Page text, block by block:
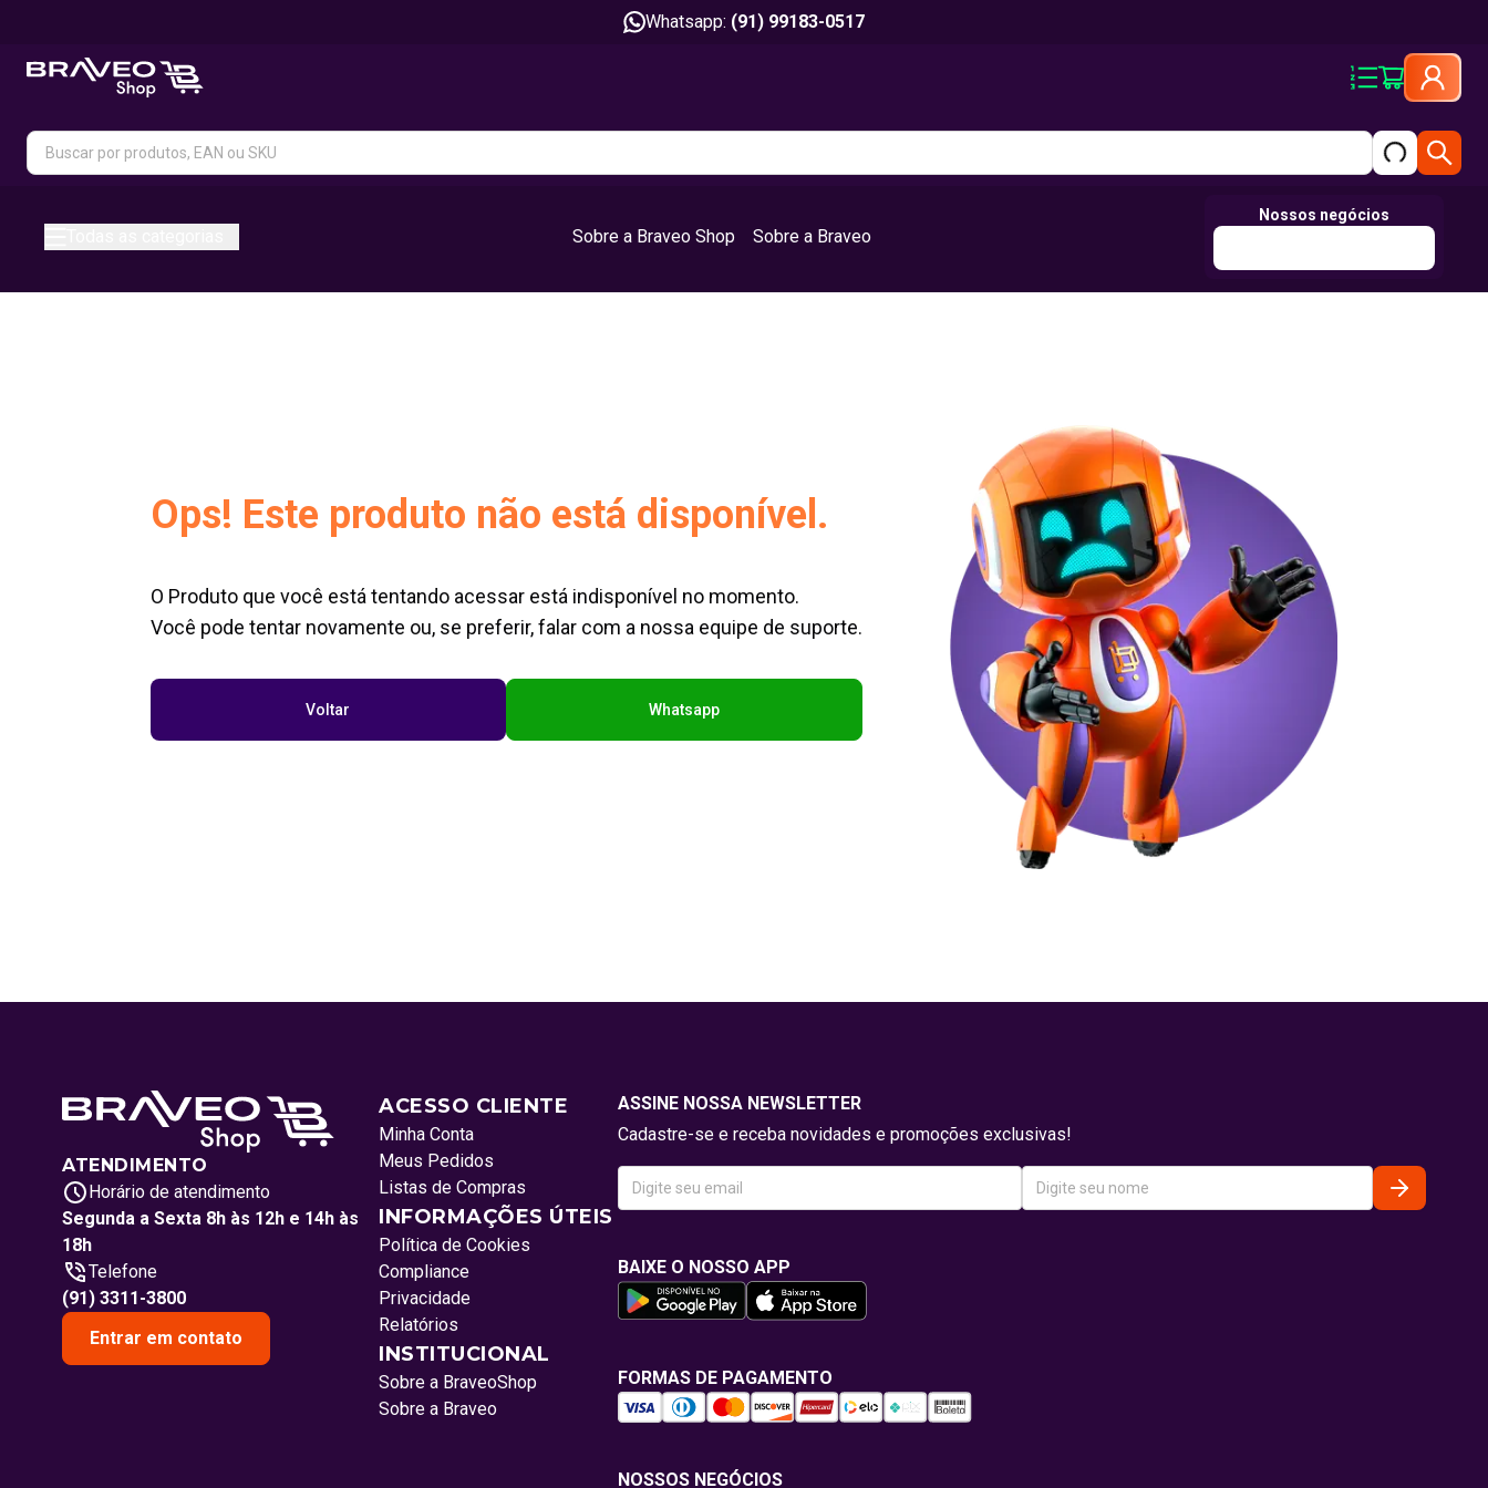
Whatsapp: (91) 99183-0517
Sobre a Braveo Shop Sobre a Braveo
Nossos negócios
Ops! Este produto não está disponível.
O Produto que você está tentando acessar está indisponível no momento.
Você pode tentar novamente ou, se preferir, falar com a nossa equipe de suporte.
Voltar Whatsapp
ATENDIMENTO
Horário de atendimento
Segunda a Sexta 8h às 12h e 14h às
18h
Telefone
(91) 3311-3800
Entrar em contato
ACESSO CLIENTE
Minha Conta
Meus Pedidos
Listas de Compras
INFORMAÇÕES ÚTEIS
Política de Cookies
Compliance
Privacidade
Relatórios
INSTITUCIONAL
Sobre a BraveoShop
Sobre a Braveo
ASSINE NOSSA NEWSLETTER
Cadastre-se e receba novidades e promoções exclusivas!
BAIXE O NOSSO APP
FORMAS DE PAGAMENTO
NOSSOS NEGÓCIOS